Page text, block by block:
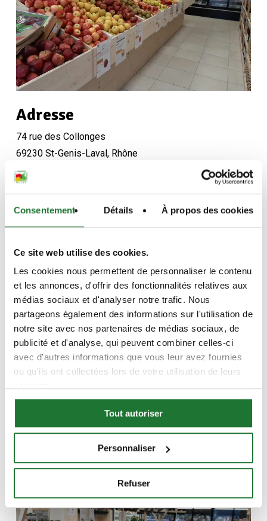
Consentement Détails À propos des cookies
Ce site web utilise des cookies.
Les cookies nous permettent de personnaliser le contenu
et les annonces, d'offrir des fonctionnalités relatives aux
médias sociaux et d'analyser notre trafic. Nous
partageons également des informations sur l'utilisation de
notre site avec nos partenaires de médias sociaux, de
publicité et d'analyse, qui peuvent combiner celles-ci
avec d'autres informations que vous leur avez fournies
ou qu'ils ont collectées lors de votre utilisation de leurs
Tout autoriser
Personnaliser
Refuser
Adresse
74 rue des Collonges
69230 St-Genis-Laval, Rhône
Horaires d'ouvertures
lundi: 08h30-13h – 15h-19h30
Mardi: 08h30-13h – 15h-19h30
Vendredi: 08h30 – 19h30
samedi: 08h30 – 19h30
dimanche: 08h30 – 12h30
Contacter
Tel.: 0481062462
Découvrirla boutique